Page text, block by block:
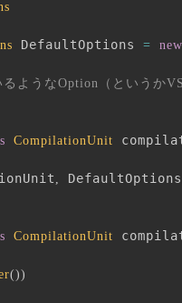
DefaultOptions = new
ようなOption（というか
CompilationUnit
, DefaultOptions
CompilationUnit
())